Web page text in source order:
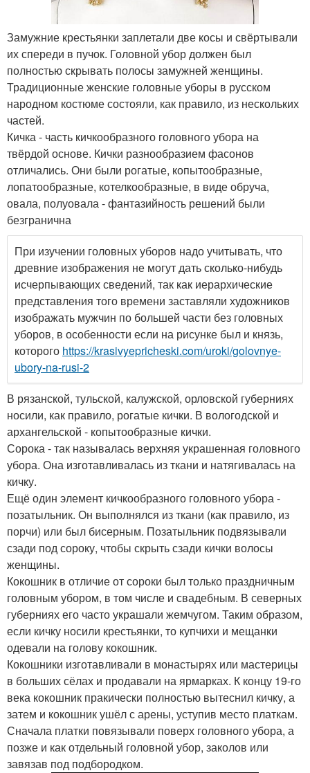
Замужние крестьянки заплетали две косы и свёртывали
их спереди в пучок. Головной убор должен был
полностью скрывать полосы замужней женщины.
Традиционные женские головные уборы в русском
народном костюме состояли, как правило, из нескольких
частей.
Кичка - часть кичкообразного головного убора на
твёрдой основе. Кички разнообразием фасонов
отличались. Они были рогатые, копытообразные,
лопатообразные, котелкообразные, в виде обруча,
овала, полуовала - фантазийность решений были
безгранична
При изучении головных уборов надо учитывать, что
древние изображения не могут дать сколько-нибудь
исчерпывающих сведений, так как иерархические
представления того времени заставляли художников
изображать мужчин по большей части без головных
уборов, в особенности если на рисунке был и князь,
которого https://krasivyepricheski.com/uroki/golovnye-
ubory-na-rusi-2
В рязанской, тульской, калужской, орловской губерниях
носили, как правило, рогатые кички. В вологодской и
архангельской - копытообразные кички.
Сорока - так называлась верхняя украшенная головного
убора. Она изготавливалась из ткани и натягивалась на
кичку.
Ещё один элемент кичкообразного головного убора -
позатыльник. Он выполнялся из ткани (как правило, из
порчи) или был бисерным. Позатыльник подвязывали
сзади под сороку, чтобы скрыть сзади кички волосы
женщины.
Кокошник в отличие от сороки был только праздничным
головным убором, в том числе и свадебным. В северных
губерниях его часто украшали жемчугом. Таким образом,
если кичку носили крестьянки, то купчихи и мещанки
одевали на голову кокошник.
Кокошники изготавливали в монастырях или мастерицы
в больших сёлах и продавали на ярмарках. К концу 19-го
века кокошник пракически полностью вытеснил кичку, а
затем и кокошник ушёл с арены, уступив место платкам.
Сначала платки повязывали поверх головного убора, а
позже и как отдельный головной убор, заколов или
завязав под подбородком.